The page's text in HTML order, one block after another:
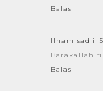
Balas
Ilham sadli
Barakallah
Balas